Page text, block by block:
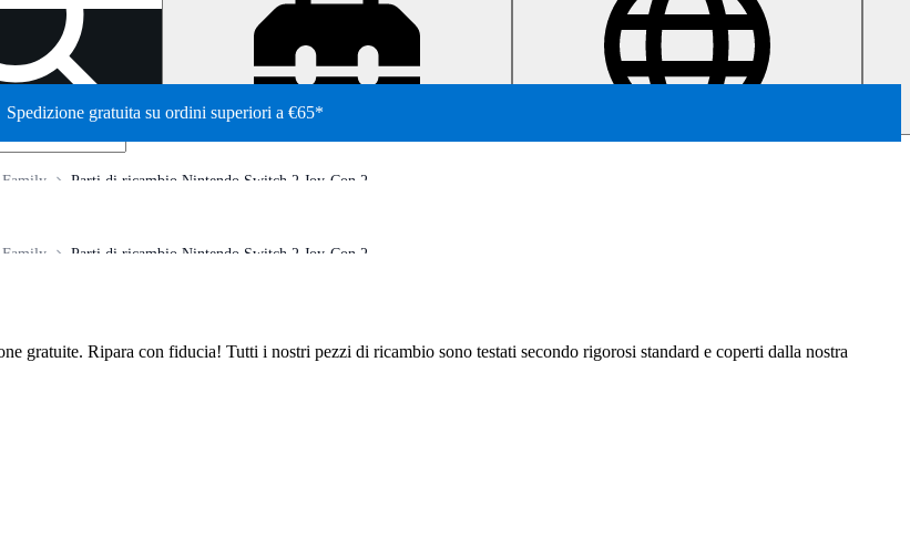
Spedizione gratuita su ordini superiori a €65*
Parti di ricambio Nintendo Switch 2 Joy-Con 2
Parti di ricambio Nintendo Switch 2 Joy-Con 2
gratuite. Ripara con fiducia! Tutti i nostri pezzi di ricambio sono testati secondo rigorosi standard e coperti dalla nostra